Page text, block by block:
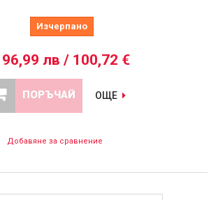
Изчерпано
лв / 100,72 €
ПОРЪЧАЙ ОЩЕ
Добавяне за сравнение